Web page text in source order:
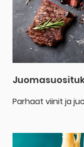
Parhaat viinit ja